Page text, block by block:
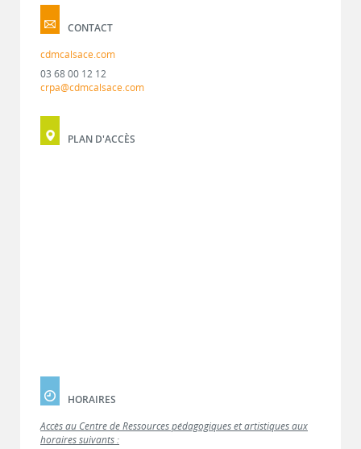
CONTACT
cdmcalsace.com
03 68 00 12 12
crpa@cdmcalsace.com
PLAN D'ACCÈS
HORAIRES
Accès au Centre de Ressources pédagogiques et artistiques aux
horaires suivants :